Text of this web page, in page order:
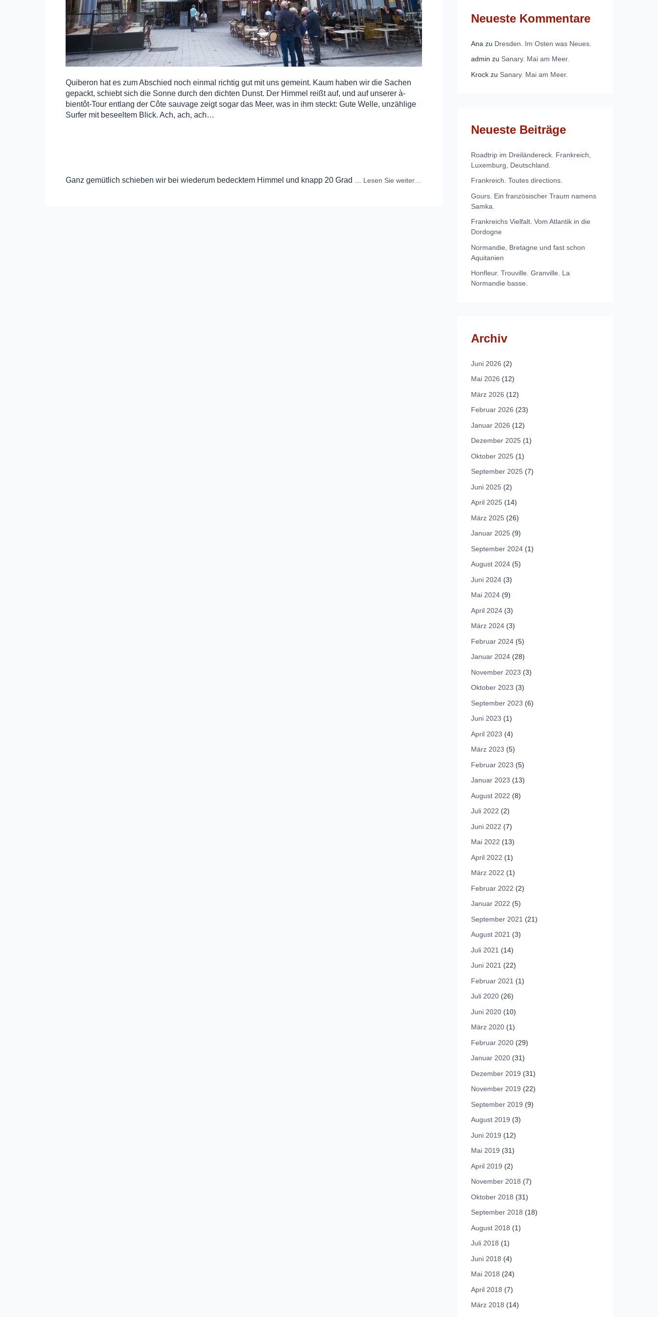
Quiberon hat es zum Abschied noch einmal richtig gut mit uns gemeint. Kaum haben wir die Sachen
gepackt, schiebt sich die Sonne durch den dichten Dunst. Der Himmel reißt auf, und auf unserer à-
bientôt-Tour entlang der Côte sauvage zeigt sogar das Meer, was in ihm steckt: Gute Welle, unzählige
Surfer mit beseeltem Blick. Ach, ach, ach…
Ganz gemütlich schieben wir bei wiederum bedecktem Himmel und knapp 20 Grad Lesen Sie weiter…
Neueste Kommentare
Ana zu Dresden. Im Osten was Neues.
admin zu Sanary. Mai am Meer.
Krock zu Sanary. Mai am Meer.
Neueste Beiträge
Roadtrip im Dreiländereck. Frankreich,
Luxemburg, Deutschland.
Frankreich. Toutes directions.
Gours. Ein französischer Traum namens
Samka.
Frankreichs Vielfalt. Vom Atlantik in die
Dordogne
Normandie, Bretagne und fast schon
Aquitanien
Honfleur. Trouville. Granville. La
Normandie basse.
Archiv
Juni 2026 (2)
Mai 2026 (12)
März 2026 (12)
Februar 2026 (23)
Januar 2026 (12)
Dezember 2025 (1)
Oktober 2025 (1)
September 2025 (7)
Juni 2025 (2)
April 2025 (14)
März 2025 (26)
Januar 2025 (9)
September 2024 (1)
August 2024 (5)
Juni 2024 (3)
Mai 2024 (9)
April 2024 (3)
März 2024 (3)
Februar 2024 (5)
Januar 2024 (28)
November 2023 (3)
Oktober 2023 (3)
September 2023 (6)
Juni 2023 (1)
April 2023 (4)
März 2023 (5)
Februar 2023 (5)
Januar 2023 (13)
August 2022 (8)
Juli 2022 (2)
Juni 2022 (7)
Mai 2022 (13)
April 2022 (1)
März 2022 (1)
Februar 2022 (2)
Januar 2022 (5)
September 2021 (21)
August 2021 (3)
Juli 2021 (14)
Juni 2021 (22)
Februar 2021 (1)
Juli 2020 (26)
Juni 2020 (10)
März 2020 (1)
Februar 2020 (29)
Januar 2020 (31)
Dezember 2019 (31)
November 2019 (22)
September 2019 (9)
August 2019 (3)
Juni 2019 (12)
Mai 2019 (31)
April 2019 (2)
November 2018 (7)
Oktober 2018 (31)
September 2018 (18)
August 2018 (1)
Juli 2018 (1)
Juni 2018 (4)
Mai 2018 (24)
April 2018 (7)
März 2018 (14)